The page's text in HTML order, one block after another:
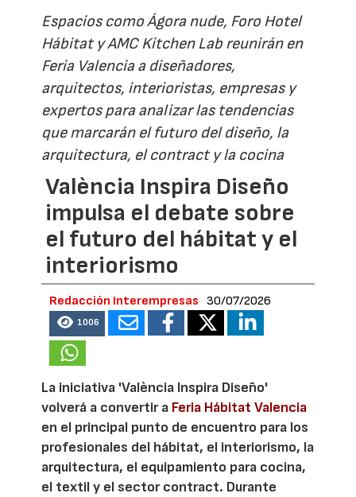
Espacios como Ágora nude, Foro Hotel
Hábitat y AMC Kitchen Lab reunirán en
Feria Valencia a diseñadores,
arquitectos, interioristas, empresas y
expertos para analizar las tendencias
que marcarán el futuro del diseño, la
arquitectura, el contract y la cocina
València Inspira Diseño
impulsa el debate sobre
el futuro del hábitat y el
interiorismo
Redacción Interempresas 30/07/2026
1006
La iniciativa 'València Inspira Diseño'
volverá a convertir a Feria Hábitat Valencia
en el principal punto de encuentro para los
profesionales del hábitat, el interiorismo, la
arquitectura, el equipamiento para cocina,
el textil y el sector contract. Durante